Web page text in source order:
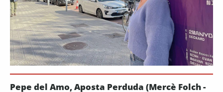
Pepe del Amo, Aposta Perduda (Mercè Folch -